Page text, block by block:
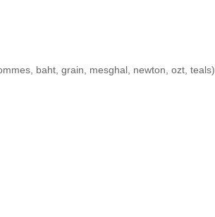
baht, grain, mesghal, newton, ozt, teals)